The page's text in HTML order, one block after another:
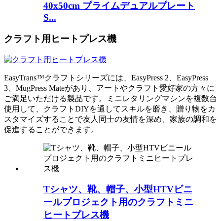
40x50cm プライムデュアルプレート
S...
クラフト用ヒートプレス機
EasyTrans™クラフトシリーズには、EasyPress 2、EasyPress
3、MugPress Mateがあり、アートやクラフト愛好家の方々に
ご満足いただける製品です。ミニレタリングマシンを複数台
使用して、クラフトDIYを通してスキルを磨き、贈り物をカ
スタマイズすることで友人同士の友情を深め、家族の調和を
促進することができます。
Tシャツ、靴、帽子、小型HTVビニ
ールプロジェクト用のクラフトミニ
ヒートプレス機